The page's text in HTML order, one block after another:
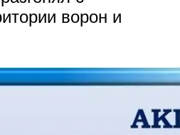
ворон и